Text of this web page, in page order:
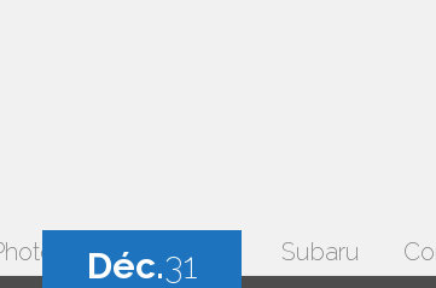
Temps libre Subaru
Déc.31